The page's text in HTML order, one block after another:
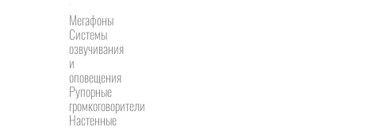
Мегафоны
Системы
озвучивания
и
оповещения
Рупорные
громкоговорители
Настенные